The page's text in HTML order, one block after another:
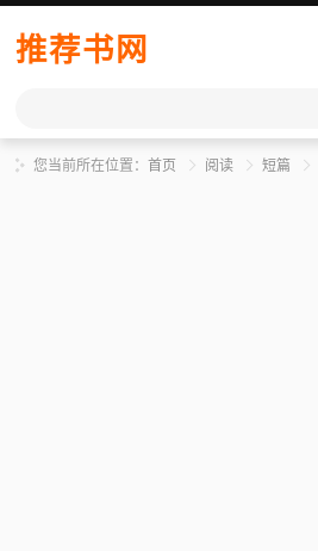
推荐书网
您当前所在位置：首页 阅读 短篇